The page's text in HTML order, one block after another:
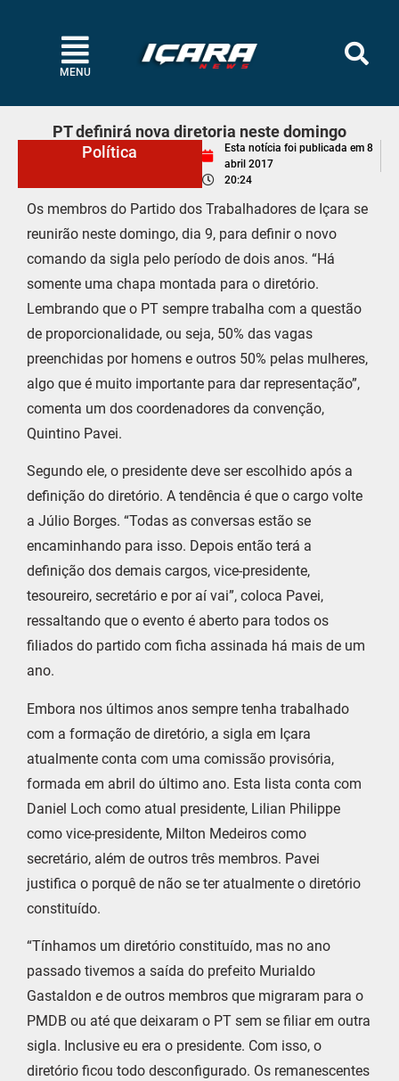
MENU
PT definirá nova diretoria neste domingo
Política
Esta notícia foi publicada em 8
abril 2017
20:24
Os membros do Partido dos Trabalhadores de Içara se
reunirão neste domingo, dia 9, para definir o novo
comando da sigla pelo período de dois anos. “Há
somente uma chapa montada para o diretório.
Lembrando que o PT sempre trabalha com a questão
de proporcionalidade, ou seja, 50% das vagas
preenchidas por homens e outros 50% pelas mulheres,
algo que é muito importante para dar representação”,
comenta um dos coordenadores da convenção,
Quintino Pavei.
Segundo ele, o presidente deve ser escolhido após a
definição do diretório. A tendência é que o cargo volte
a Júlio Borges. “Todas as conversas estão se
encaminhando para isso. Depois então terá a
definição dos demais cargos, vice-presidente,
tesoureiro, secretário e por aí vai”, coloca Pavei,
ressaltando que o evento é aberto para todos os
filiados do partido com ficha assinada há mais de um
ano.
Embora nos últimos anos sempre tenha trabalhado
com a formação de diretório, a sigla em Içara
atualmente conta com uma comissão provisória,
formada em abril do último ano. Esta lista conta com
Daniel Loch como atual presidente, Lilian Philippe
como vice-presidente, Milton Medeiros como
secretário, além de outros três membros. Pavei
justifica o porquê de não se ter atualmente o diretório
constituído.
“Tínhamos um diretório constituído, mas no ano
passado tivemos a saída do prefeito Murialdo
Gastaldon e de outros membros que migraram para o
PMDB ou até que deixaram o PT sem se filiar em outra
sigla. Inclusive eu era o presidente. Com isso, o
diretório ficou todo desconfigurado. Os remanescentes